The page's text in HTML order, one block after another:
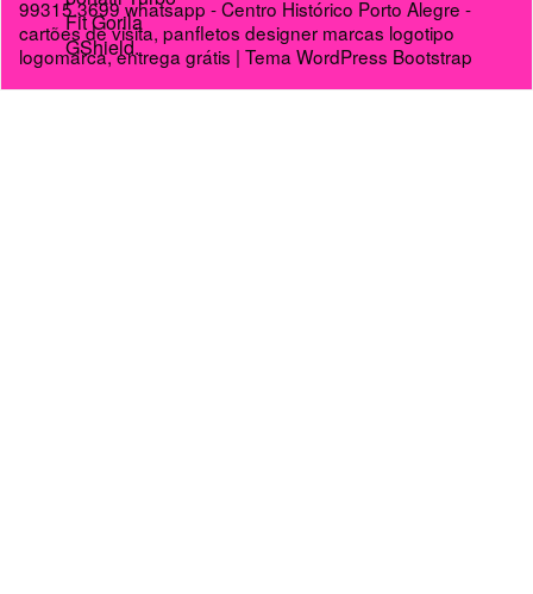
99315.3699 whatsapp - Centro Histórico Porto Alegre -
cartões de visita, panfletos designer marcas logotipo
logomarca, entrega grátis | Tema WordPress Bootstrap